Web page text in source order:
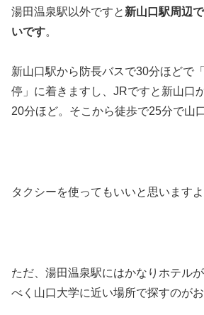
湯田温泉駅以外ですと 新山口駅周辺
いです。
新山口駅から防長バスで30分ほどで
停」に着きますし、JRですと新山口
20分ほど。そこから徒歩で25分で山
タクシーを使ってもいいと思いますよ
ただ、湯田温泉駅にはかなりホテル
べく山口大学に近い場所で探すのがお